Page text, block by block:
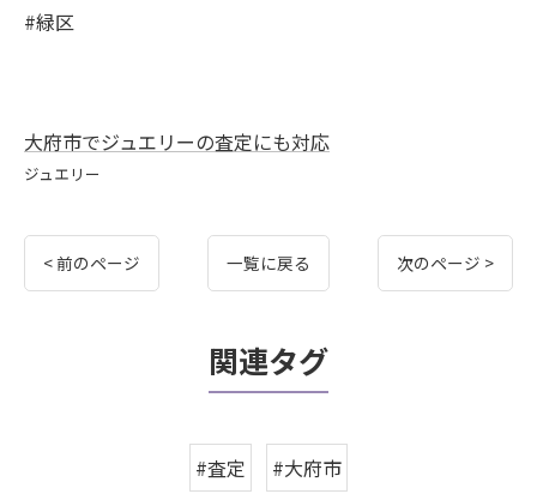
#緑区
大府市でジュエリーの査定にも対応
ジュエリー
< 前のページ 一覧に戻る 次のページ >
関連タグ
#査定 #大府市